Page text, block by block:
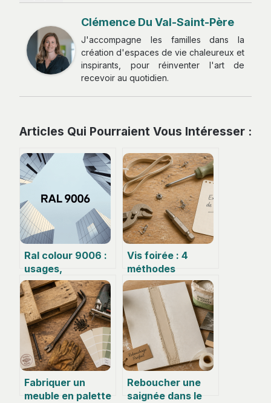
Clémence Du Val-Saint-Père
J'accompagne les familles dans la
création d'espaces de vie chaleureux et
inspirants, pour réinventer l'art de
recevoir au quotidien.
Articles Qui Pourraient Vous Intéresser :
Ral colour 9006 :
usages,
équivalences et
conseils pour bien
l’utiliser
Vis foirée : 4
méthodes
d’extraction
efficaces et
l’erreur fatale qui
bloque tout
Fabriquer un
meuble en palette
Reboucher une
saignée dans le